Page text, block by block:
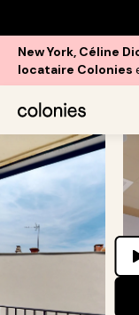
New York, Céline
locataire Colonies